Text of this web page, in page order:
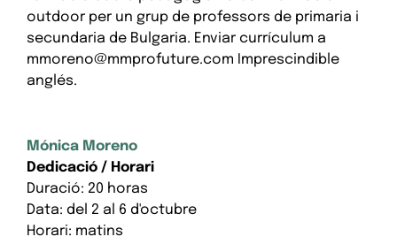
outdoor per un grup de professors de primaria i
secundaria de Bulgaria. Enviar currículum a
mmoreno@mmprofuture.com Imprescindible
anglés.
Mónica Moreno
Dedicació / Horari
Duració: 20 horas
Data: del 2 al 6 d'octubre
Horari: matins